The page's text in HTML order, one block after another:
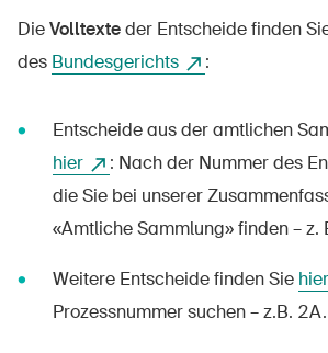
Startseite
Newsletter abonnieren
DieVolltexteder Entscheide finden
des Bundesgerichts :
Entscheide aus der amtlichen
hier
: Nach der Nummer des
die Sie bei unserer
«Amtliche Sammlung» finden –
Weitere Entscheide finden Sie hier
Prozessnummer suchen – z.B.